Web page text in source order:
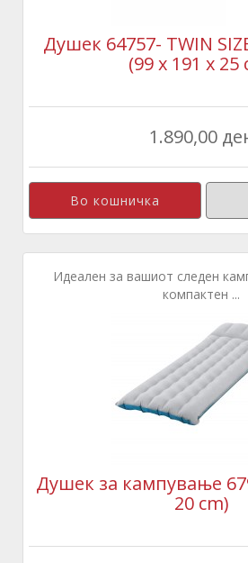
Душек 64757- TWIN
(99 x 191 x 25
1.890,00
Идеален за вашиот следен
компактен ...
Душек за кампување
20 cm)